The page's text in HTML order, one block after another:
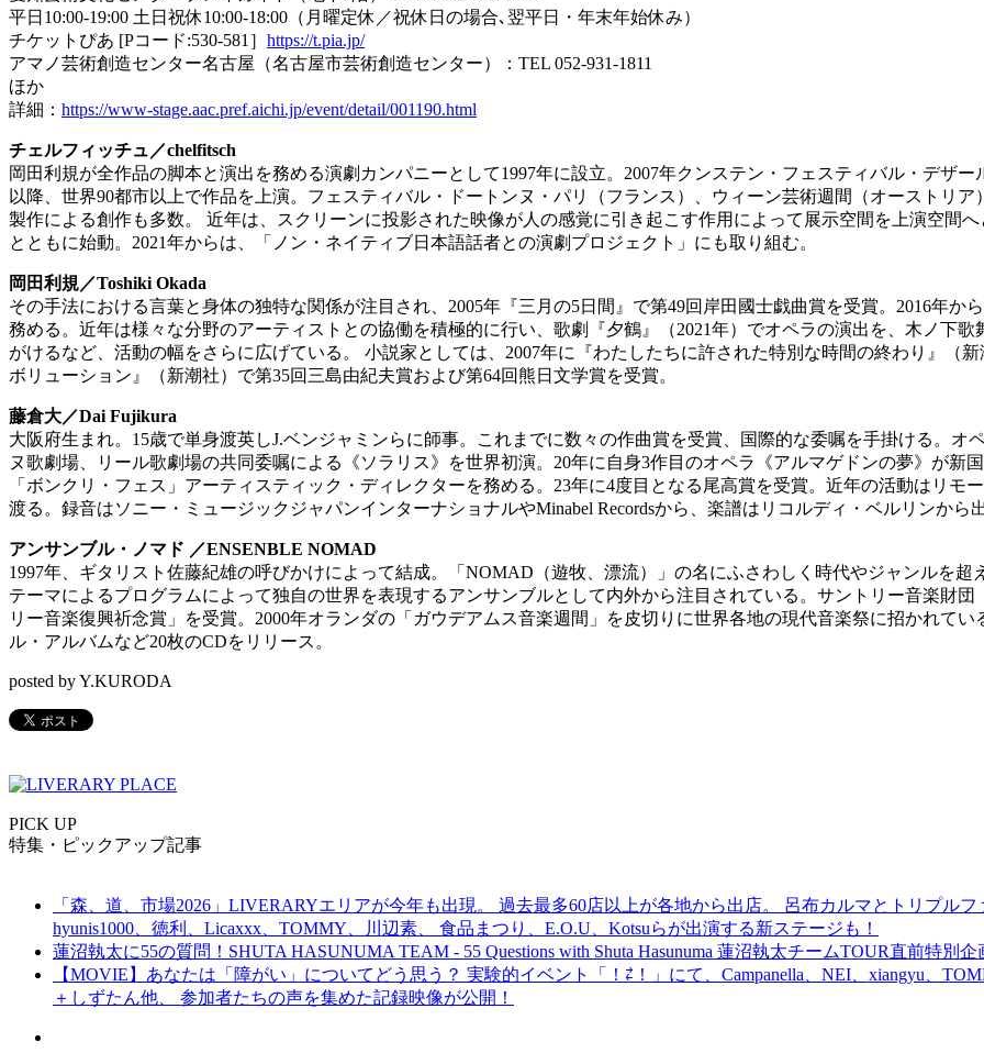
平日10:00-19:00 土日祝休10:00-18:00（月曜定休／祝休日の場合､翌平日・年末年始休み）
チケットぴあ [Pコード:530-581］ https://t.pia.jp/
アマノ芸術創造センター名古屋（名古屋市芸術創造センター）：TEL 052-931-1811
ほか
詳細： https://www-stage.aac.pref.aichi.jp/event/detail/001190.html
チェルフィッチュ／chelfitsch
岡田利規が全作品の脚本と演出を務める演劇カンパニーとして1997年に設立。2007年クンステン・フェスティバル・デザ
以降、世界90都市以上で作品を上演。フェスティバル・ドートンヌ・パリ（フランス）、ウィーン芸術週間（オーストリ
製作による創作も多数。 近年は、スクリーンに投影された映像が人の感覚に引き起こす作用によって展示空間を上演空間
とともに始動。2021年からは、「ノン・ネイティブ日本語話者との演劇プロジェクト」にも取り組む。
岡田利規／Toshiki Okada
その手法における言葉と身体の独特な関係が注目され、2005年『三月の5日間』で第49回岸田國士戯曲賞を受賞。2016年
務める。近年は様々な分野のアーティストとの協働を積極的に行い、歌劇『夕鶴』（2021年）でオペラの演出を、木ノ下
がけるなど、活動の幅をさらに広げている。 小説家としては、2007年に『わたしたちに許された特別な時間の終わり』（
ボリューション』（新潮社）で第35回三島由紀夫賞および第64回熊日文学賞を受賞。
藤倉大／Dai Fujikura
大阪府生まれ。15歳で単身渡英しJ.ベンジャミンらに師事。これまでに数々の作曲賞を受賞、国際的な委嘱を手掛ける。オ
ヌ歌劇場、リール歌劇場の共同委嘱による《ソラリス》を世界初演。20年に自身3作目のオペラ《アルマゲドンの夢》が新
「ボンクリ・フェス」アーティスティック・ディレクターを務める。23年に4度目となる尾高賞を受賞。近年の活動はリ
渡る。録音はソニー・ミュージックジャパンインターナショナルやMinabel Recordsから、楽譜はリコルディ・ベルリンから
アンサンブル・ノマド ／ENSENBLE NOMAD
1997年、ギタリスト佐藤紀雄の呼びかけによって結成。「NOMAD（遊牧、漂流）」の名にふさわしく時代やジャンルを
テーマによるプログラムによって独自の世界を表現するアンサンブルとして内外から注目されている。サントリー音楽財
リー音楽復興祈念賞」を受賞。2000年オランダの「ガウデアムス音楽週間」を皮切りに世界各地の現代音楽祭に招かれて
ル・アルバムなど20枚のCDをリリース。
posted by Y.KURODA
PICK UP
特集・ピックアップ記事
「森、道、市場2026」LIVERARYエリアが今年も出現。 過去最多60店以上が各地から出店。 呂布カルマとトリプル
hyunis1000、徳利、Licaxxx、TOMMY、川辺素、 食品まつり、E.O.U、Kotsuらが出演する新ステージも！
蓮沼執太に55の質問！SHUTA HASUNUMA TEAM - 55 Questions with Shuta Hasunuma 蓮沼執太チームTOUR直前特別
【MOVIE】あなたは「障がい」についてどう思う？ 実験的イベント「！⇄！」にて、Campanella、NEI、xiangyu、
＋しずたん他、 参加者たちの声を集めた記録映像が公開！